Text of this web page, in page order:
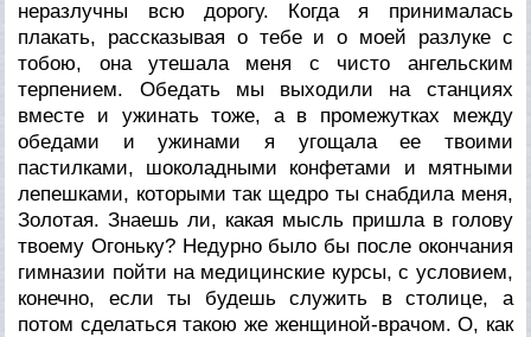
неразлучны всю дорогу. Когда я принималась
плакать, рассказывая о тебе и о моей разлуке с
тобою, она утешала меня с чисто ангельским
терпением. Обедать мы выходили на станциях
вместе и ужинать тоже, а в промежутках между
обедами и ужинами я угощала ее твоими
пастилками, шоколадными конфетами и мятными
лепешками, которыми так щедро ты снабдила меня,
Золотая. Знаешь ли, какая мысль пришла в голову
твоему Огоньку? Недурно было бы после окончания
гимназии пойти на медицинские курсы, с условием,
конечно, если ты будешь служить в столице, а
потом сделаться такою же женщиной-врачом. О, как